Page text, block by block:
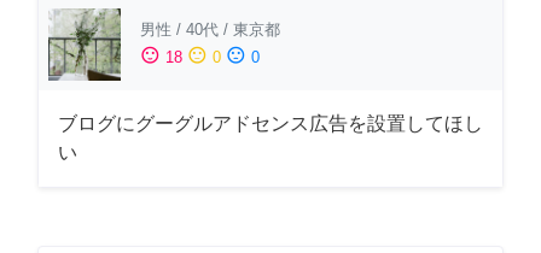
男性 / 40代 / 東京都
sentiment_satisfied 18 sentiment_neutral 0 sentiment_dissatisfied 0
ブログにグーグルアドセンス広告を設置してほし
い